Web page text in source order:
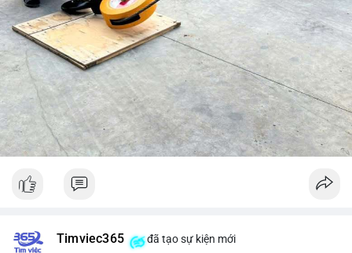
Timviec365 đã tạo sự kiện mới